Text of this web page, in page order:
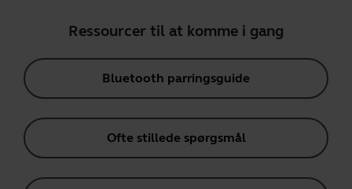
Ressourcer til at komme i gang
Bluetooth parringsguide
Ofte stillede spørgsmål